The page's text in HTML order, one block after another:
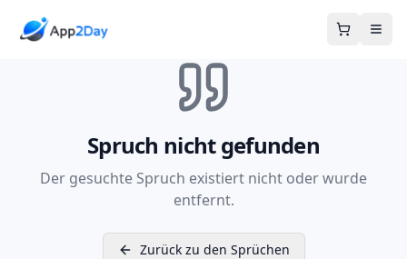
Spruch nicht gefunden
Der gesuchte Spruch existiert nicht oder wurde
entfernt.
Zurück zu den Sprüchen